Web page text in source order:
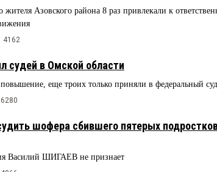
Азовского района 8 раз привлекали к
4162
судей в Омской области
еще троих только приняли в федеральный
6280
шофера сбившего пятерых
Василий ШИГАЕВ не признает